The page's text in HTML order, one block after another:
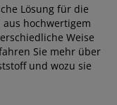
Lösung für die
hochwertigem
Weise
Sie mehr über
und wozu sie